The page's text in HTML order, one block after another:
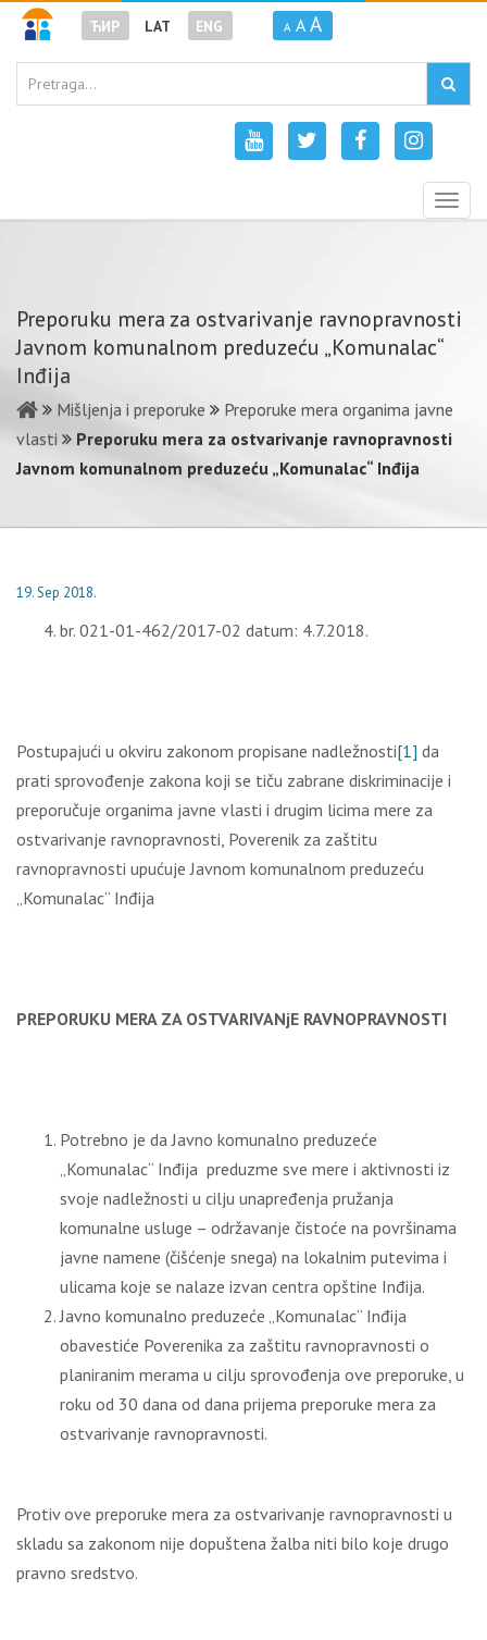
ЋИР LAT ENG A A A
Preporuku mera za ostvarivanje ravnopravnosti
Javnom komunalnom preduzeću „Komunalac“
Inđija
Mišljenja i preporuke
Preporuke mera organima javne
vlasti
Preporuku mera za ostvarivanje ravnopravnosti
Javnom komunalnom preduzeću „Komunalac“ Inđija
19. Sep 2018.
br. 021-01-462/2017-02 datum: 4.7.2018.
Postupajući u okviru zakonom propisane nadležnosti[1] da
prati sprovođenje zakona koji se tiču zabrane diskriminacije i
preporučuje organima javne vlasti i drugim licima mere za
ostvarivanje ravnopravnosti, Poverenik za zaštitu
ravnopravnosti upućuje Javnom komunalnom preduzeću
„Komunalac“ Inđija
PREPORUKU MERA ZA OSTVARIVANјE RAVNOPRAVNOSTI
Potrebno je da Javno komunalno preduzeće
„Komunalac“ Inđija preduzme sve mere i aktivnosti iz
svoje nadležnosti u cilјu unapređenja pružanja
komunalne usluge – održavanje čistoće na površinama
javne namene (čišćenje snega) na lokalnim putevima i
ulicama koje se nalaze izvan centra opštine Inđija.
Javno komunalno preduzeće „Komunalac“ Inđija
obavestiće Poverenika za zaštitu ravnopravnosti o
planiranim merama u cilјu sprovođenja ove preporuke, u
roku od 30 dana od dana prijema preporuke mera za
ostvarivanje ravnopravnosti.
Protiv ove preporuke mera za ostvarivanje ravnopravnosti u
skladu sa zakonom nije dopuštena žalba niti bilo koje drugo
pravno sredstvo.